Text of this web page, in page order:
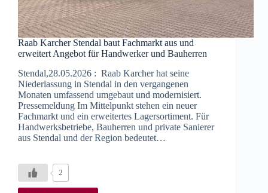
Raab Karcher Stendal baut Fachmarkt aus und
erweitert Angebot für Handwerker und Bauherren
Stendal,28.05.2026 : Raab Karcher hat seine
Niederlassung in Stendal in den vergangenen
Monaten umfassend umgebaut und modernisiert.
Pressemeldung Im Mittelpunkt stehen ein neuer
Fachmarkt und ein erweitertes Lagersortiment. Für
Handwerksbetriebe, Bauherren und private Sanierer
aus Stendal und der Region bedeutet…
2